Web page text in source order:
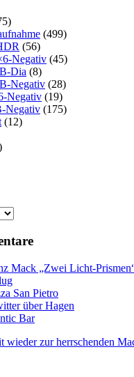
(499)
(56)
Negativ (45)
Dia (8)
Negativ (28)
Negativ (19)
Negativ (175)
(12)
Mack „Zwei Licht-
San Pietro
über Hagen
Bar
wieder zur herrschenden